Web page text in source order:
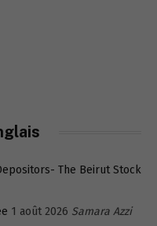
The Beirut Stock
1 août 2026 Samara Azzi